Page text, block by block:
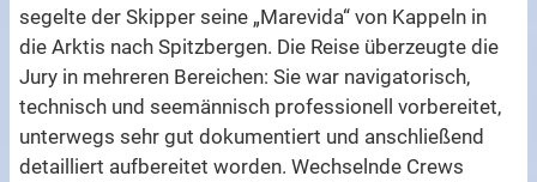
segelte der Skipper seine „Marevida“ von Kappeln in
die Arktis nach Spitzbergen. Die Reise überzeugte die
Jury in mehreren Bereichen: Sie war navigatorisch,
technisch und seemännisch professionell vorbereitet,
unterwegs sehr gut dokumentiert und anschließend
detailliert aufbereitet worden. Wechselnde Crews